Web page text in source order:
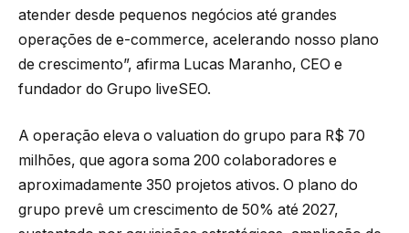
atender desde pequenos negócios até grandes
operações de e-commerce, acelerando nosso plano
de crescimento”, afirma Lucas Maranho, CEO e
fundador do Grupo liveSEO.
A operação eleva o valuation do grupo para R$ 70
milhões, que agora soma 200 colaboradores e
aproximadamente 350 projetos ativos. O plano do
grupo prevê um crescimento de 50% até 2027,